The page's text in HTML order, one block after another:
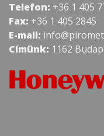
Telefon: +36 1 405
Fax: +36 1 405 2845
E-mail:
Címünk: 1162